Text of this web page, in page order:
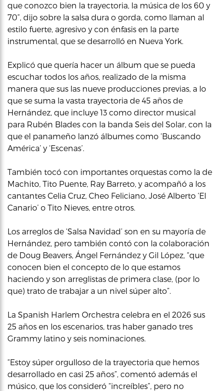
que conozco bien la trayectoria, la música de los 60 y
70”, dijo sobre la salsa dura o gorda, como llaman al
estilo fuerte, agresivo y con énfasis en la parte
instrumental, que se desarrolló en Nueva York.
Explicó que quería hacer un álbum que se pueda
escuchar todos los años, realizado de la misma
manera que sus las nueve producciones previas, a lo
que se suma la vasta trayectoria de 45 años de
Hernández, que incluye 13 como director musical
para Rubén Blades con la banda Seis del Solar, con la
que el panameño lanzó álbumes como ‘Buscando
América’ y ‘Escenas’.
También tocó con importantes orquestas como la de
Machito, Tito Puente, Ray Barreto, y acompañó a los
cantantes Celia Cruz, Cheo Feliciano, José Alberto ‘El
Canario’ o Tito Nieves, entre otros.
Los arreglos de ‘Salsa Navidad’ son en su mayoría de
Hernández, pero también contó con la colaboración
de Doug Beavers, Ángel Fernández y Gil López, “que
conocen bien el concepto de lo que estamos
haciendo y son arreglistas de primera clase, (por lo
que) trato de trabajar a un nivel súper alto”.
La Spanish Harlem Orchestra celebra en el 2026 sus
25 años en los escenarios, tras haber ganado tres
Grammy latino y seis nominaciones.
“Estoy súper orgulloso de la trayectoria que hemos
desarrollado en casi 25 años”, comentó además el
músico, que los consideró “increíbles”, pero no